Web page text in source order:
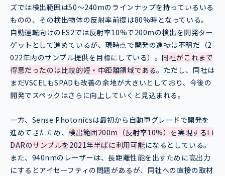
ズでは検出範囲は50～240mのラインナップを持っているいる
ものの、その検出物体の反射率前提は80%時となっている。
自動運転向けのES2では反射率10%で200mの検出を開発ター
ゲットとして進めているが、現時点で開発の進捗は不明だ（2
022年内のサンプル提供を目標にしている）。 同社がこれまで
得意だったのは比較的短・中距離領域である。ただし、同社は
まだVSCELもSPADも改善の余地が大きいとしており、今後の
開発でスペックはさらに向上していくと見込まれる。
一方、Sense Photonicsは最初から自動車グレードで開発を
進めてきたため、検出範囲200m（反射率10%）を実現するLi
DARのサンプルを2021年半ばに利用可能になるとしている。
また、940nmのレーザーは、長距離性能を出すために高出力
にするとアイセーフティの問題があるが、同社への直接の取材